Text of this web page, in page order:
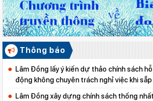
Thông báo
Lâm Đồng lấy ý kiến dự thảo chính sách
động không chuyên trách nghỉ việc khi
phố
Lâm Đồng xây dựng chính sách thống